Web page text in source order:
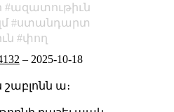
ազատութիւն
ստանդարտ
փող
– 2025-10-18
շաբլոնն ա։